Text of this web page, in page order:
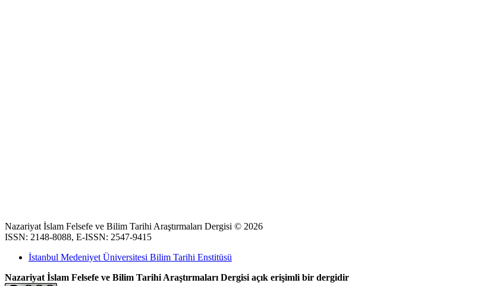
Nazariyat İslam Felsefe ve Bilim Tarihi Araştırmaları Dergisi © 2026
ISSN: 2148-8088, E-ISSN: 2547-9415
İstanbul Medeniyet Üniversitesi Bilim Tarihi Enstitüsü
Nazariyat İslam Felsefe ve Bilim Tarihi Araştırmaları Dergisi açık erişimli bir dergidir